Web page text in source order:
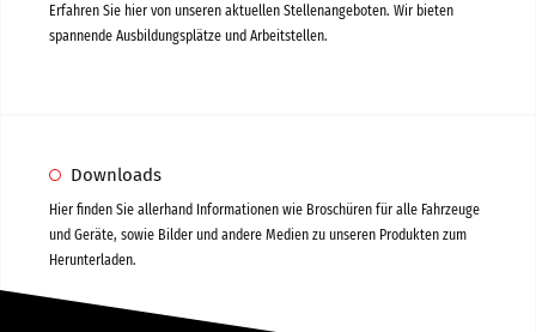
Erfahren Sie hier von unseren aktuellen Stellenangeboten. Wir bieten
spannende Ausbildungsplätze und Arbeitstellen.
Downloads
Hier finden Sie allerhand Informationen wie Broschüren für alle Fahrzeuge
und Geräte, sowie Bilder und andere Medien zu unseren Produkten zum
Herunterladen.